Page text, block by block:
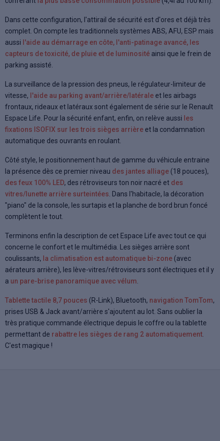
Dans cette configuration, l'attirail de sécurité est d'ores et déjà très
complet. On compte les traditionnels systèmes ABS, AFU, ESP mais
aussi l'aide au démarrage en côte, l'anti-patinage avancé, les
capteurs de toxicité, de pluie et de luminosité ainsi que le frein de
parking assisté.
La surveillance de la pression des pneus, le régulateur-limiteur de
vitesse, l'aide au parking avant/arrière/latérale et les airbags
frontaux, rideaux et latéraux sont également de série sur le Renault
Espace Life. Pour la sécurité enfant, enfin, on relève aussi les
fixations ISOFIX sur les trois sièges arrière et la condamnation
automatique des ouvrants en roulant.
Côté style, le positionnement haut de gamme du véhicule entraine
la présence dès ce premier niveau des jantes alliage (18 pouces),
des feux 100% LED, des rétroviseurs ton noir nacré et des
vitres/lunette arrière surteintées . Dans l'habitacle, la décoration
"piano" de la console, les surtapis et la planche de bord brun foncé
complètent le tout.
Terminons enfin la description de cet Espace Life avec tout ce qui
concerne le confort et le multimédia. Les sièges arrière sont
coulissants, la climatisation est automatique bi-zone (avec
aérateurs arrière), les lève-vitres/rétroviseurs sont électriques et il y
a un pare-brise panoramique avec vélum
Tablette tactile 8,7 pouces (R-Link), Bluetooth, navigation TomTom,
prises USB & Jack avant/arrière s'ajoutent au lot. Sans oublier la
très pratique commande électrique depuis le coffre ou la tablette
permettant de rabattre les sièges de rang 2 automatiquement
C'est magique !